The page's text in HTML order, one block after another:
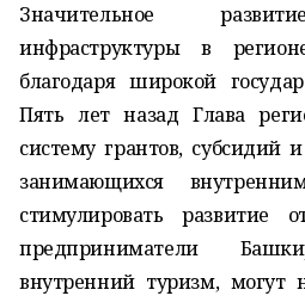
Значительное
инфраструктуры в
благодаря широкой
Пять лет назад Глава
систему грантов, субсидий
занимающихся
стимулировать развитие
предприниматели
внутренний туризм, могут